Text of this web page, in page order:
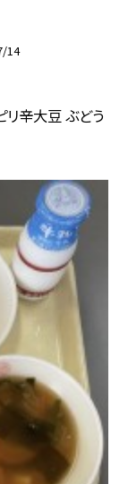
14
辛大豆 ぶどう